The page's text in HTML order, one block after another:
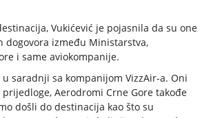
Vukićević je pojasnila da su one
dogovora između Ministarstva,
i same aviokompanije.
saradnji sa kompanijom VizzAir-a. Oni
Aerodromi Crne Gore takođe
došli do destinacija kao što su